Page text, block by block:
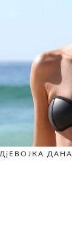
ДјЕВОЈКА ДАНА